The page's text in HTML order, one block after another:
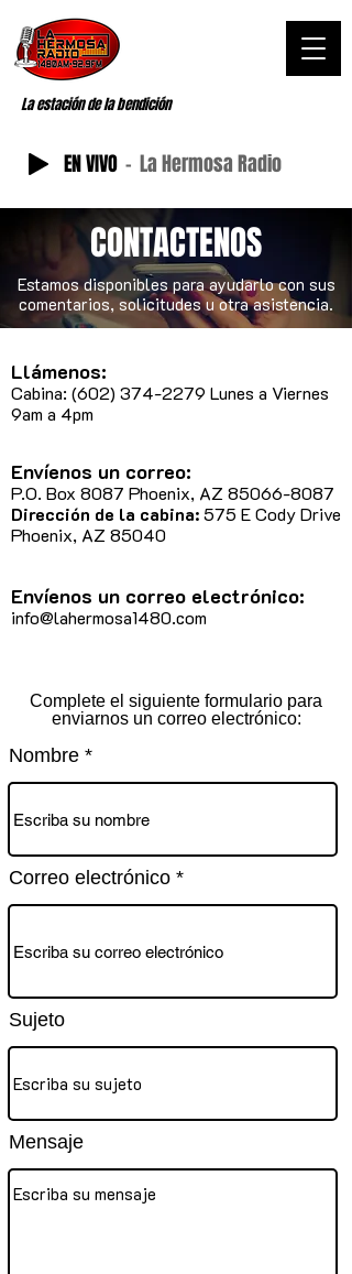
EN VIVO La Hermosa Radio
La estación de la bendición
CONTACTENOS
Estamos disponibles para ayudarlo con sus
comentarios, solicitudes u otra asistencia.
Llámenos:
Cabina: (602) 374-2279 Lunes a Viernes
9am a 4pm
Envíenos un correo:
P.O. Box 8087 Phoenix, AZ 85066-8087
Dirección de la cabina:575 E Cody Drive
Phoenix, AZ 85040
Envíenos un correo electrónico:
info@lahermosa1480.com
Complete el siguiente formulario para
enviarnos un correo electrónico:
Nombre
Correo electrónico
Sujeto
Mensaje